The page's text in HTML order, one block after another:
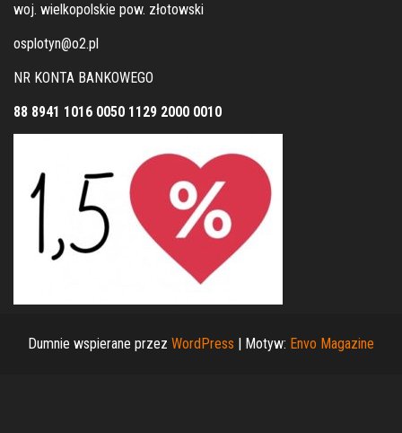
woj. wielkopolskie pow. złotowski
osplotyn@o2.pl
NR KONTA BANKOWEGO
88 8941 1016 0050 1129 2000 0010
Dumnie wspierane przez WordPress Motyw: Envo Magazine